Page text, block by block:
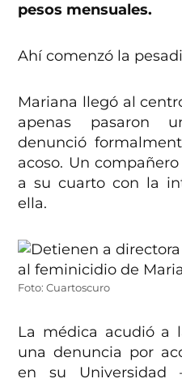
pesos mensuales.
Ahí comenzó la
Mariana llegó al
apenas pasaron
denunció
acoso. Un
a su cuarto con la
ella.
Foto: Cuartoscuro
La médica acudió a
una denuncia por
en su Universidad